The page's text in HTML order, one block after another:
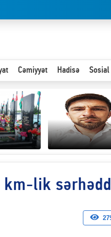
Cəmiyyət Hadisə Sosial
Paytaxta giriş
"Xoş gəldin,
lik